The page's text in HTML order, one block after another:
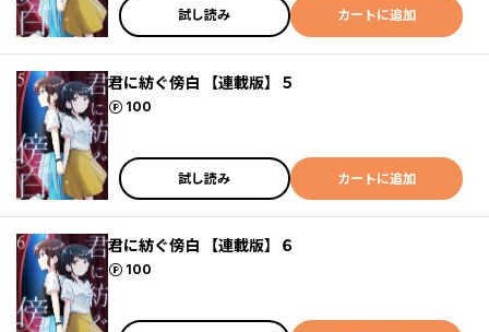
試し読み カートに追加
君に紡ぐ傍白 【連載版】５
100
ポイント
試し読み カートに追加
君に紡ぐ傍白 【連載版】６
100
ポイント